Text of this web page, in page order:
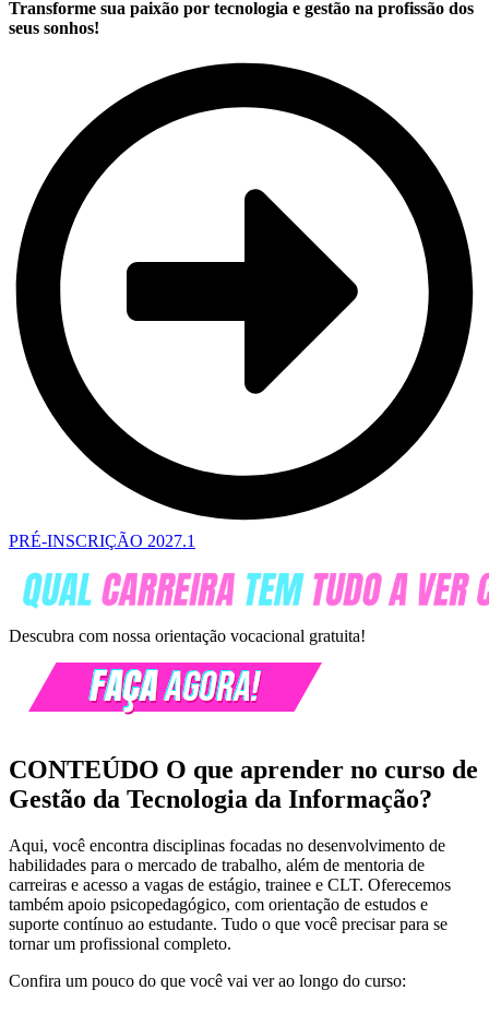
Transforme sua paixão por tecnologia e gestão na profissão dos
seus sonhos!
PRÉ-INSCRIÇÃO 2027.1
Descubra com nossa orientação vocacional gratuita!
CONTEÚDO O que aprender no curso de
Gestão da Tecnologia da Informação?
Aqui, você encontra disciplinas focadas no desenvolvimento de
habilidades para o mercado de trabalho, além de mentoria de
carreiras e acesso a vagas de estágio, trainee e CLT. Oferecemos
também apoio psicopedagógico, com orientação de estudos e
suporte contínuo ao estudante. Tudo o que você precisar para se
tornar um profissional completo.
Confira um pouco do que você vai ver ao longo do curso: